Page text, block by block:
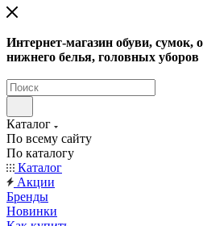
Интернет-магазин обуви, сумок,
нижнего белья, головных уборов
Каталог
По всему сайту
По каталогу
Каталог
Акции
Бренды
Новинки